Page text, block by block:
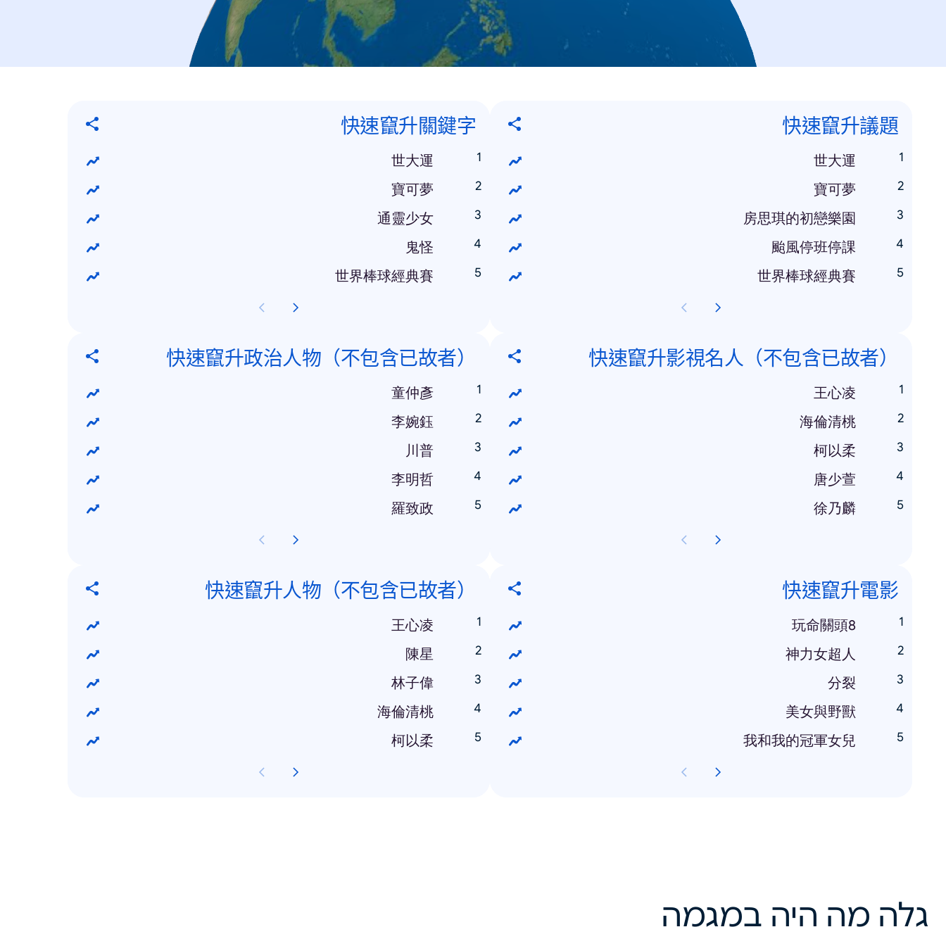
快速竄升議題
世大運
寶可夢
房思琪的初戀樂園
颱風停班停課
世界棒球經典賽
快速竄升關鍵字
世大運
寶可夢
通靈少女
鬼怪
世界棒球經典賽
快速竄升影視名人（不包含已故者）
王心凌
海倫清桃
柯以柔
唐少萱
徐乃麟
快速竄升政治人物（不包含已故者）
童仲彥
李婉鈺
川普
李明哲
羅致政
快速竄升電影
玩命關頭8
神力女超人
分裂
美女與野獸
我和我的冠軍女兒
快速竄升人物（不包含已故者）
王心凌
陳星
林子偉
海倫清桃
柯以柔
גלה מה היה במגמה